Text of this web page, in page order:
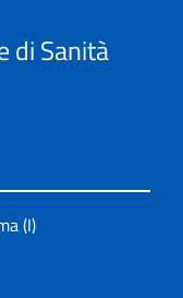
di Sanità
(I)